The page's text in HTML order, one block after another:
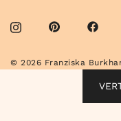
© 2026 Franziska